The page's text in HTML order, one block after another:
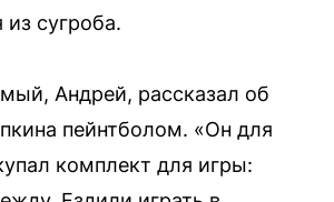
сугроба.
Андрей, рассказал об
пейнтболом. «Он для
комплект для игры: